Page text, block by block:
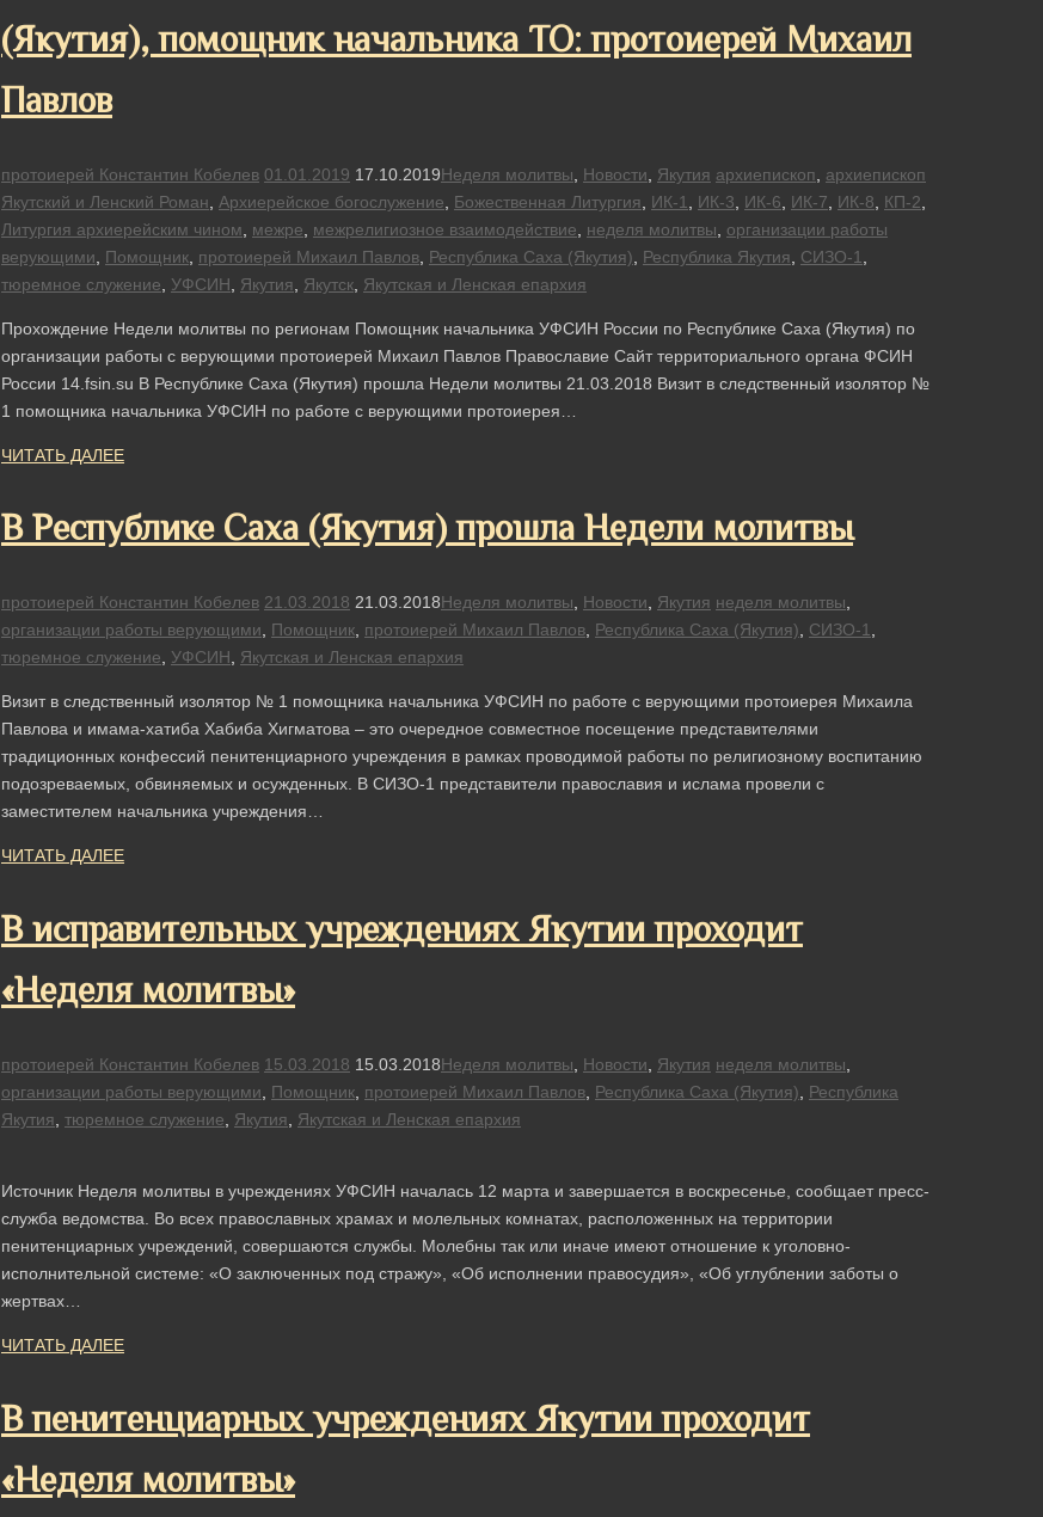
(Якутия), помощник начальника ТО: протоиерей Михаил
Павлов
протоиерей Константин Кобелев 01.01.2019 17.10.2019Неделя молитвы Новости Якутия архиепископ
архиепископ
Якутский и Ленский Роман
Архиерейское богослужение Божественная Литургия ИК-1 ИК-3 ИК-6 ИК-7 ИК-8 КП-2
Литургия архиерейским чином
межре межрелигиозное взаимодействие неделя молитвы
организации работы
верующими
Помощник протоиерей Михаил Павлов Республика Саха (Якутия) Республика Якутия СИЗО-1
тюремное служение
УФСИН Якутия Якутск Якутская и Ленская епархия
Прохождение Недели молитвы по регионам Помощник начальника УФСИН России по Республике Саха (Якутия) по
организации работы с верующими протоиерей Михаил Павлов Православие Сайт территориального органа ФСИН
России 14.fsin.su В Республике Саха (Якутия) прошла Недели молитвы 21.03.2018 Визит в следственный изолятор №
1 помощника начальника УФСИН по работе с верующими протоиерея…
ЧИТАТЬ ДАЛЕЕ
В Республике Саха (Якутия) прошла Недели молитвы
протоиерей Константин Кобелев 21.03.2018 21.03.2018Неделя молитвы, Новости, Якутия неделя молитвы,
организации работы верующими, Помощник, протоиерей Михаил Павлов, Республика Саха (Якутия), СИЗО-1,
тюремное служение, УФСИН, Якутская и Ленская епархия
Визит в следственный изолятор № 1 помощника начальника УФСИН по работе с верующими протоиерея Михаила
Павлова и имама-хатиба Хабиба Хигматова – это очередное совместное посещение представителями
традиционных конфессий пенитенциарного учреждения в рамках проводимой работы по религиозному воспитанию
подозреваемых, обвиняемых и осужденных. В СИЗО-1 представители православия и ислама провели с
заместителем начальника учреждения…
ЧИТАТЬ ДАЛЕЕ
В исправительных учреждениях Якутии проходит
«Неделя молитвы»
протоиерей Константин Кобелев 15.03.2018 15.03.2018Неделя молитвы Новости Якутия неделя молитвы
организации работы верующими
Помощник протоиерей Михаил Павлов Республика Саха (Якутия)
Республика
Якутия тюремное служение Якутия Якутская и Ленская епархия
Источник Неделя молитвы в учреждениях УФСИН началась 12 марта и завершается в воскресенье, сообщает пресс-
служба ведомства. Во всех православных храмах и молельных комнатах, расположенных на территории
пенитенциарных учреждений, совершаются службы. Молебны так или иначе имеют отношение к уголовно-
исполнительной системе: «О заключенных под стражу», «Об исполнении правосудия», «Об углублении заботы о
жертвах…
ЧИТАТЬ ДАЛЕЕ
В пенитенциарных учреждениях Якутии проходит
«Неделя молитвы»